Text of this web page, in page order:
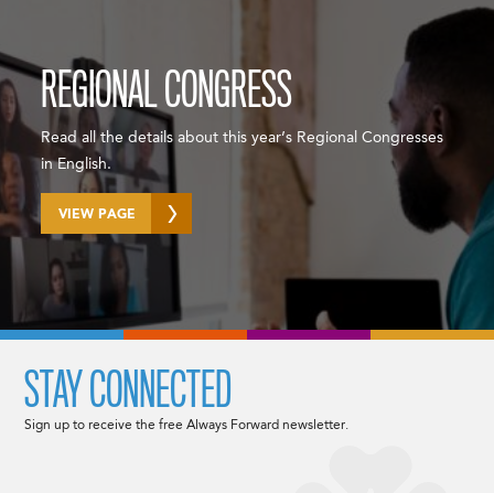
REGIONAL CONGRESS
Read all the details about this year’s Regional Congresses
in English.
VIEW PAGE
STAY CONNECTED
Sign up to receive the free Always Forward newsletter.